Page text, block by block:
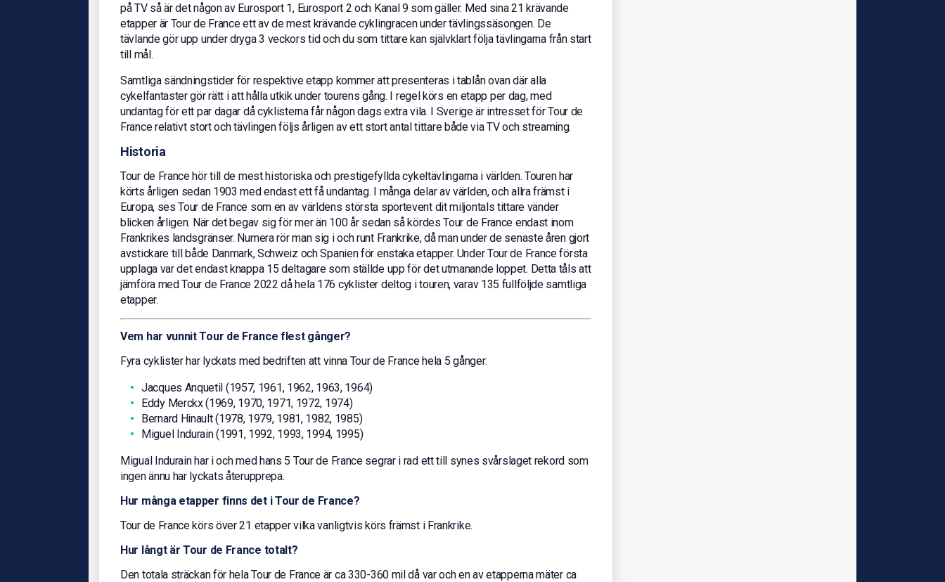
på TV så är det någon av Eurosport 1, Eurosport 2 och Kanal 9 som gäller. Med sina 21 krävande
etapper är Tour de France ett av de mest krävande cyklingracen under tävlingssäsongen. De
tävlande gör upp under dryga 3 veckors tid och du som tittare kan självklart följa tävlingarna från start
till mål.
Samtliga sändningstider för respektive etapp kommer att presenteras i tablån ovan där alla
cykelfantaster gör rätt i att hålla utkik under tourens gång. I regel körs en etapp per dag, med
undantag för ett par dagar då cyklisterna får någon dags extra vila. I Sverige är intresset för Tour de
France relativt stort och tävlingen följs årligen av ett stort antal tittare både via TV och streaming.
Historia
Tour de France hör till de mest historiska och prestigefyllda cykeltävlingarna i världen. Touren har
körts årligen sedan 1903 med endast ett få undantag. I många delar av världen, och allra främst i
Europa, ses Tour de France som en av världens största sportevent dit miljontals tittare vänder
blicken årligen. När det begav sig för mer än 100 år sedan så kördes Tour de France endast inom
Frankrikes landsgränser. Numera rör man sig i och runt Frankrike, då man under de senaste åren gjort
avstickare till både Danmark, Schweiz och Spanien för enstaka etapper. Under Tour de France första
upplaga var det endast knappa 15 deltagare som ställde upp för det utmanande loppet. Detta tåls att
jämföra med Tour de France 2022 då hela 176 cyklister deltog i touren, varav 135 fullföljde samtliga
etapper.
Vem har vunnit Tour de France flest gånger?
Fyra cyklister har lyckats med bedriften att vinna Tour de France hela 5 gånger:
Jacques Anquetil (1957, 1961, 1962, 1963, 1964)
Eddy Merckx (1969, 1970, 1971, 1972, 1974)
Bernard Hinault (1978, 1979, 1981, 1982, 1985)
Miguel Indurain (1991, 1992, 1993, 1994, 1995)
Migual Indurain har i och med hans 5 Tour de France segrar i rad ett till synes svårslaget rekord som
ingen ännu har lyckats återupprepa.
Hur många etapper finns det i Tour de France?
Tour de France körs över 21 etapper vilka vanligtvis körs främst i Frankrike.
Hur långt är Tour de France totalt?
Den totala sträckan för hela Tour de France är ca 330-360 mil då var och en av etapperna mäter ca